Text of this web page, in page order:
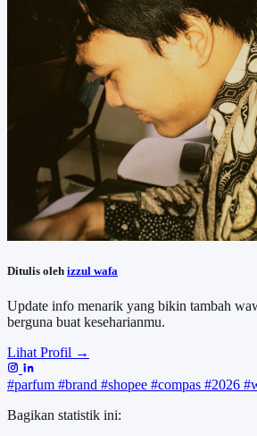
Ditulis oleh izzul wafa
Update info menarik yang bikin tambah
berguna buat keseharianmu.
Lihat Profil →
#parfum #brand #shopee #compas #2026
Bagikan statistik ini: